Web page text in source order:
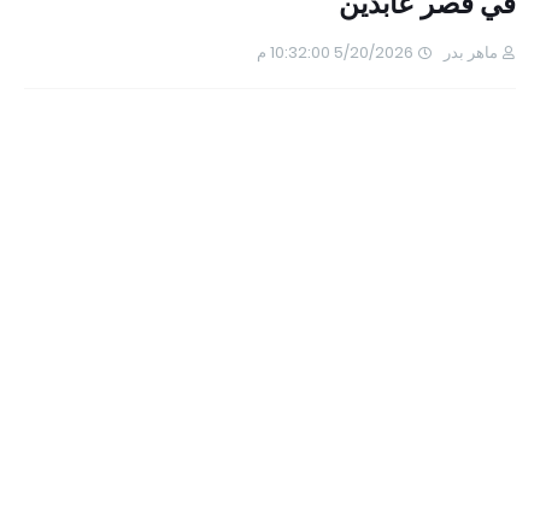
ماهر بدر 5/20/2026 10:32:00 م